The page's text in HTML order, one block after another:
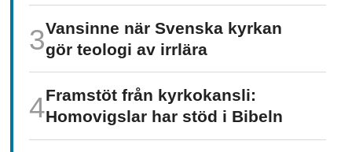
Vansinne när Svenska kyrkan
gör teologi av irrlära
Framstöt från kyrkokansli:
Homo­vigslar har stöd i Bibeln